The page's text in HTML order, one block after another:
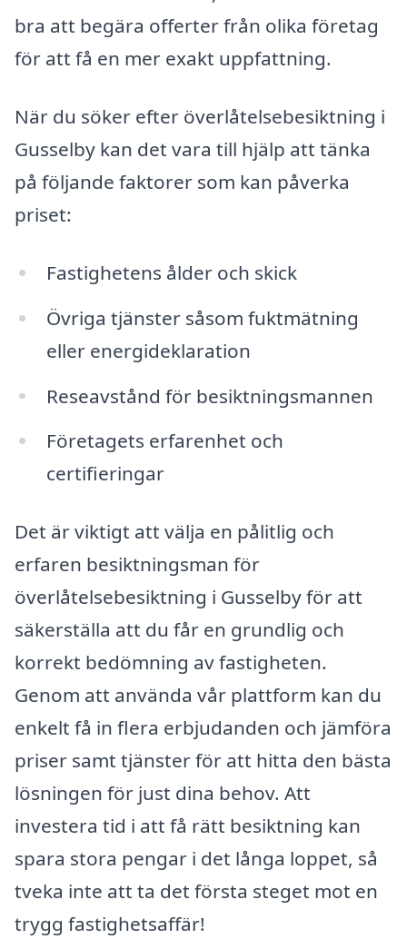
bra att begära offerter från olika företag
för att få en mer exakt uppfattning.
När du söker efter överlåtelsebesiktning i
Gusselby kan det vara till hjälp att tänka
på följande faktorer som kan påverka
priset:
Fastighetens ålder och skick
Övriga tjänster såsom fuktmätning
eller energideklaration
Reseavstånd för besiktningsmannen
Företagets erfarenhet och
certifieringar
Det är viktigt att välja en pålitlig och
erfaren besiktningsman för
överlåtelsebesiktning i Gusselby för att
säkerställa att du får en grundlig och
korrekt bedömning av fastigheten.
Genom att använda vår plattform kan du
enkelt få in flera erbjudanden och jämföra
priser samt tjänster för att hitta den bästa
lösningen för just dina behov. Att
investera tid i att få rätt besiktning kan
spara stora pengar i det långa loppet, så
tveka inte att ta det första steget mot en
trygg fastighetsaffär!